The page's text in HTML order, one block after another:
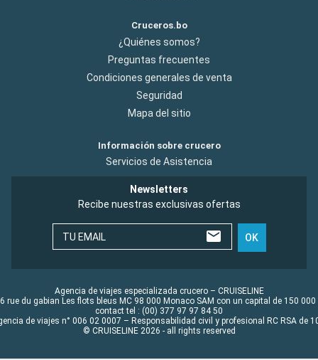
Cruceros.bo
¿Quiénes somos?
Preguntas frecuentes
Condiciones generales de venta
Seguridad
Mapa del sitio
Información sobre crucero
Servicios de Asistencia
Newsletters
Recibe nuestras exclusivas ofertas
TU EMAIL OK
Agencia de viajes especializada crucero – CRUISELINE
rue du gabian Les flots bleus MC 98 000 Monaco SAM con un capital de 150 000
contact tel : (00) 377 97 97 84 50
de viajes n° 006 02 0007 – Responsabilidad civil y profesional RC RSA de
© CRUISELINE 2026 - all rights reserved